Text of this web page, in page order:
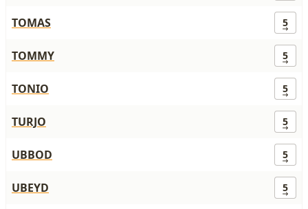
TOMAS 5
TOMMY 5
TONIO 5
TURJO 5
UBBOD 5
UBEYD 5